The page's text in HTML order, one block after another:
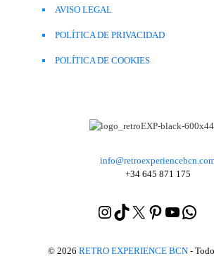
AVISO LEGAL
POLÍTICA DE PRIVACIDAD
POLÍTICA DE COOKIES
+34 645 871 175
Instagram
TikTok
X Pinterest
© 2026 RETRO EXPERIENCE BCN -